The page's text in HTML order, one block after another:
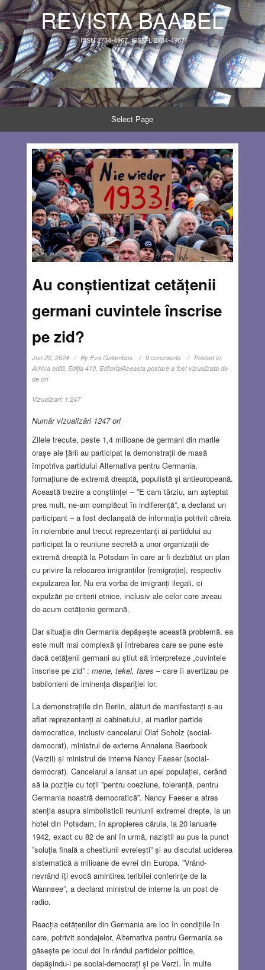
REVISTA BAABEL
ISSN 2734-4967, ISSN-L 2734-4967
Select Page
Au conștientizat cetățenii
germani cuvintele înscrise
pe zid?
Jan 25, 2024 By Eva Galambos 9 comments
Posted in:
Arhiva editii, Ediţia 410, EditorialAceasta postare a fost vizualizata de
de ori
Vizualizari: 1,247
Număr vizualizări 1247 ori
Zilele trecute, peste 1,4 milioane de germani din marile
orașe ale țării au participat la demonstrații de masă
împotriva partidului Alternativa pentru Germania,
formațiune de extremă dreaptă, populistă și antieuropeană.
Această trezire a conștiinței – ”E cam târziu, am așteptat
prea mult, ne-am complăcut în indiferență”, a declarat un
participant – a fost declanșată de informația potrivit căreia
în noiembrie anul trecut reprezentanți ai partidului au
participat la o reuniune secretă a unor organizații de
extremă dreaptă la Potsdam în care ar fi dezbătut un plan
cu privire la relocarea imigranților (remigrație), respectiv
expulzarea lor. Nu era vorba de imigranți ilegali, ci
expulzări pe criterii etnice, inclusiv ale celor care aveau
de-acum cetățenie germană.
Dar situația din Germania depășește această problemă, ea
este mult mai complexă și întrebarea care se pune este
dacă cetățenii germani au știut să interpreteze „cuvintele
înscrise pe zid” : mene, tekel, fares – care îi avertizau pe
babilonieni de iminența dispariției lor.
La demonstrațiile din Berlin, alături de manifestanți s-au
aflat reprezentanți ai cabinetului, ai marilor partide
democratice, inclusiv cancelarul Olaf Scholz (social-
democrat), ministrul de externe Annalena Baerbock
(Verzii) și ministrul de interne Nancy Faeser (social-
democrat). Cancelarul a lansat un apel populației, cerând
să ia poziție cu toții ”pentru coeziune, toleranță, pentru
Germania noastră democratică”. Nancy Faeser a atras
atenția asupra simbolisticii reuniunii extremei drepte, la un
hotel din Potsdam, în apropierea căruia, la 20 ianuarie
1942, exact cu 82 de ani în urmă, naziștii au pus la punct
”soluția finală a chestiunii evreiești” și au discutat uciderea
sistematică a milioane de evrei din Europa. ”Vrând-
nevrând îți evocă amintirea teribilei conferințe de la
Wannsee”, a declarat ministrul de interne la un post de
radio.
Reacția cetățenilor din Germania are loc în condițiile în
care, potrivit sondajelor, Alternativa pentru Germania se
găsește pe locul doi în rândul partidelor politice,
depășindu-i pe social-democrați și pe Verzi. În multe